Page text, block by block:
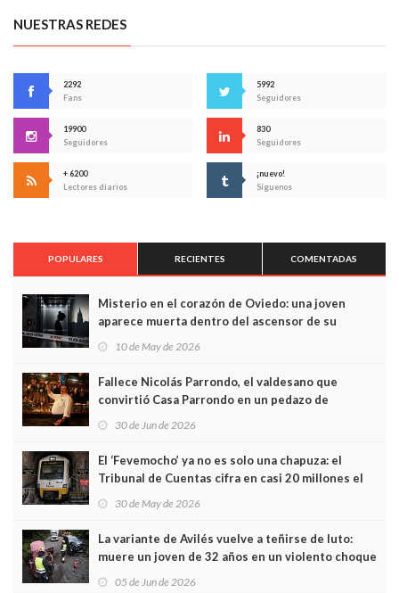
NUESTRAS REDES
2292
Fans
5992
Seguidores
19900
Seguidores
830
Seguidores
+ 6200
Lectores diarios
¡nuevo!
Síguenos
POPULARES RECIENTES COMENTADAS
Misterio en el corazón de Oviedo: una joven
aparece muerta dentro del ascensor de su
edificio y las cámaras captan sus últimos minutos
10 de May de 2026
Fallece Nicolás Parrondo, el valdesano que
convirtió Casa Parrondo en un pedazo de
Asturias en Madrid
30 de Jun de 2026
El ‘Fevemocho’ ya no es solo una chapuza: el
Tribunal de Cuentas cifra en casi 20 millones el
sobrecoste de los trenes que no cabían por los
30 de May de 2026
La variante de Avilés vuelve a teñirse de luto:
muere un joven de 32 años en un violento choque
frontal
05 de Jun de 2026